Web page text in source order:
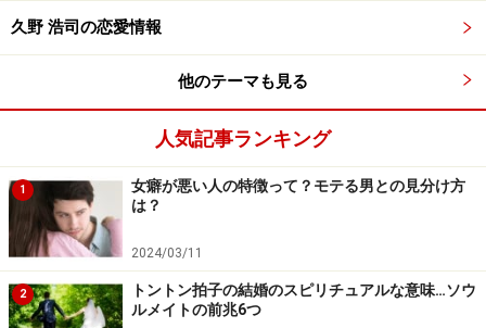
久野 浩司の恋愛情報
他のテーマも見る
人気記事ランキング
1
女癖が悪い人の特徴って？モテる男との見分け方
は？
2024/03/11
2
トントン拍子の結婚のスピリチュアルな意味…ソウ
ルメイトの前兆6つ